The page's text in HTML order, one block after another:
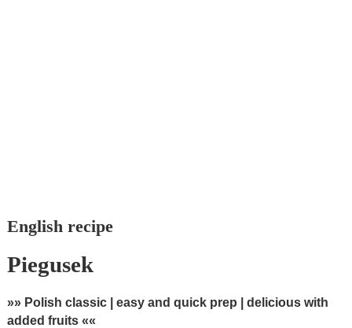
English recipe
Piegusek
»» Polish classic | easy and quick prep | delicious with
added fruits ««